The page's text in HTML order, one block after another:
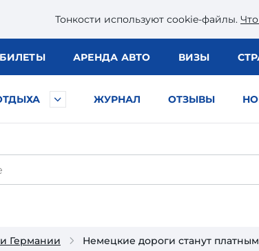
Тонкости используют сookie-файлы.
БИЛЕТЫ АРЕНДА АВТО ВИЗЫ
ЖУРНАЛ ОТЗЫВЫ
Германии Немецкие дороги станут